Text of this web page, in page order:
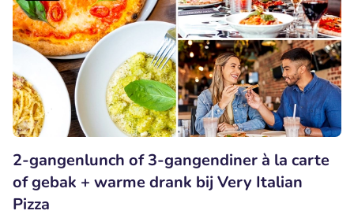
2-gangenlunch of 3-gangendiner à la carte
of gebak + warme drank bij Very Italian
Pizza